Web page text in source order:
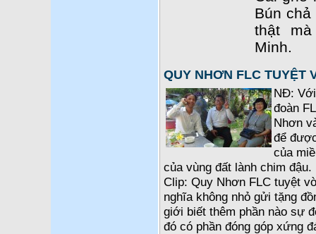
Bún
thật
Minh.
QUY NHƠN FLC TUYỆT
NĐ:
đoàn
Nhơn
để
của
của vùng đất lành chim
Clip: Quy Nhơn FLC tuyệt
nghĩa không nhỏ gửi tặng
giới biết thêm phần nào sự
đó có phần đóng góp xứng